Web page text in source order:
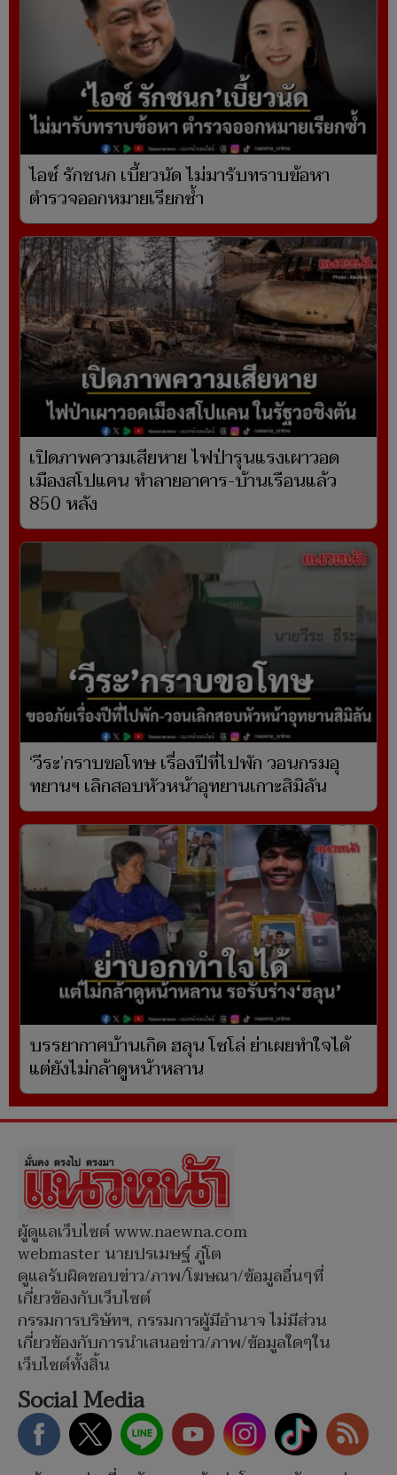
ไอซ์ รักชนก เบี้ยวนัด ไม่มารับทราบข้อหา
ตำรวจออกหมายเรียกซ้ำ
เปิดภาพความเสียหาย ไฟป่ารุนแรงเผาวอด
เมืองสโปแคน ทำลายอาคาร-บ้านเรือนแล้ว
850 หลัง
‘วีระ’กราบขอโทษ เรื่องปีที่ไปพัก วอนกรมอุ
ทยานฯ เลิกสอบหัวหน้าอุทยานเกาะสิมิลัน
บรรยากาศบ้านเกิด ฮลุน โซโล่ ย่าเผยทำใจได้
แต่ยังไม่กล้าดูหน้าหลาน
ผู้ดูแลเว็บไซต์ www.naewna.com
webmaster นายปรเมษฐ์ ภู่โต
ดูแลรับผิดชอบข่าว/ภาพ/โฆษณา/ข้อมูลอื่นๆที่
เกี่ยวข้องกับเว็บไซต์
กรรมการบริษัทฯ, กรรมการผู้มีอำนาจ ไม่มีส่วน
เกี่ยวข้องกับการนำเสนอข่าว/ภาพ/ข้อมูลใดๆใน
เว็บไซต์ทั้งสิ้น
Social Media